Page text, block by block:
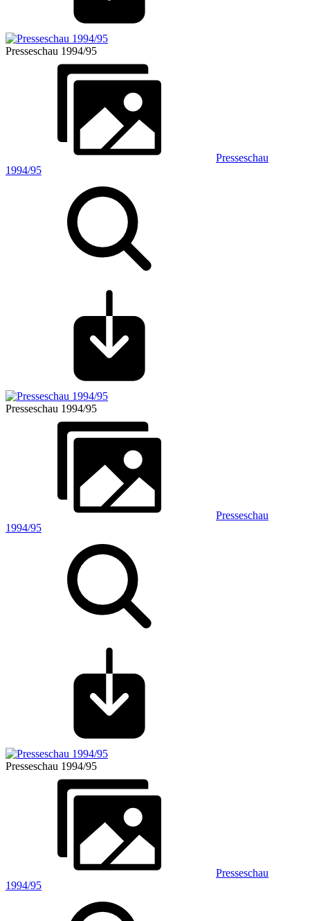
Presseschau 1994/95
Presseschau
1994/95
Presseschau 1994/95
Presseschau
1994/95
Presseschau 1994/95
Presseschau
1994/95